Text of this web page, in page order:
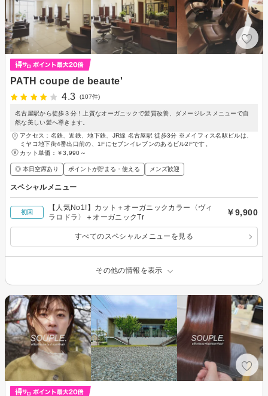
PATH coupe de beaute'
4.3
(107件)
名古屋駅から徒歩３分！上質なオーガニックで髪質改善、ダメージレスメニューで自
然な美しい髪へ導きます。
アクセス：名鉄、近鉄、地下鉄、JR線 名古屋駅 徒歩3分 ※メイフィス名駅ビルは、
ミヤコ地下街4番出口前の、1Fにセブンイレブンのあるビル2Fです。
カット単価： ￥3,990～
◎ 本日空席あり ポイントが貯まる・使える メンズ歓迎
スペシャルメニュー
初回
【人気No1!】カット＋オーガニックカラー〈ヴィ
ラロドラ〉＋オーガニックTr
￥9,900
すべてのスペシャルメニューを見る
その他の情報を表示